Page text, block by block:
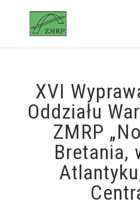
XVI
Oddziału
ZMRP
Bretania,